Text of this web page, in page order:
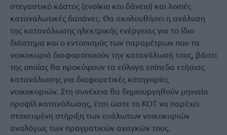
στεγαστικό κόστος (ενοίκιο και δάνειο) και λοιπές
καταναλωτικές δαπάνες. Θα ακολουθήσει η ανάλυση
της κατανάλωσης ηλεκτρικής ενέργειας για το ίδιο
διάστημα και ο εντοπισμός των παραμέτρων που τα
νοικοκυριά διαφοροποιούν την κατανάλωσή τους, βάσει
της οποίας θα προκύψουν τα εύλογα επίπεδα ετήσιας
κατανάλωσης για διαφορετικές κατηγορίες
νοικοκυριών. Στη συνέχεια θα δημιουργηθούν μηνιαία
προφίλ κατανάλωσης, έτσι ώστε το ΚΟΤ να παρέχει
στοχευμένη στήριξη των ευάλωτων νοικοκυριών
αναλόγως των πραγματικών αναγκών τους.